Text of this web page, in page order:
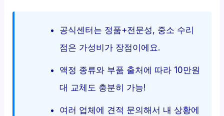
공식센터는 정품+전문성, 중소 수리
점은 가성비가 장점이에요.
액정 종류와 부품 출처에 따라 10만원
대 교체도 충분히 가능!
여러 업체에 견적 문의해서 내 상황에